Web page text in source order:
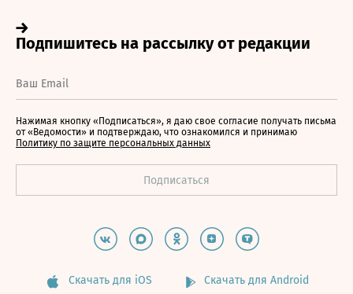
Нажимая кнопку «Подписаться», я даю свое согласие получать письма
от «Ведомости» и подтверждаю, что ознакомился и принимаю
Политику по защите персональных данных
Скачать для iOS Скачать для Android